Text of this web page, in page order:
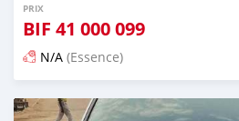
PRIX
BIF 41 000 099
N/A (Essence)
Publié il y a 12 mois